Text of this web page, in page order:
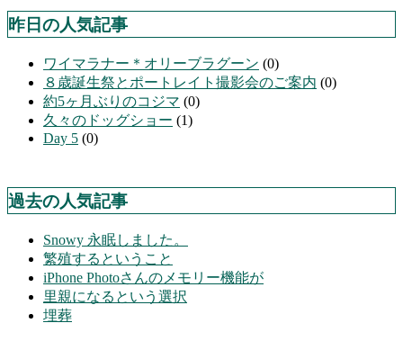
昨日の人気記事
ワイマラナー＊オリーブラグーン (0)
８歳誕生祭とポートレイト撮影会のご案内 (0)
約5ヶ月ぶりのコジマ (0)
久々のドッグショー (1)
Day 5 (0)
過去の人気記事
Snowy 永眠しました。
繁殖するということ
iPhone Photoさんのメモリー機能が
里親になるという選択
埋葬